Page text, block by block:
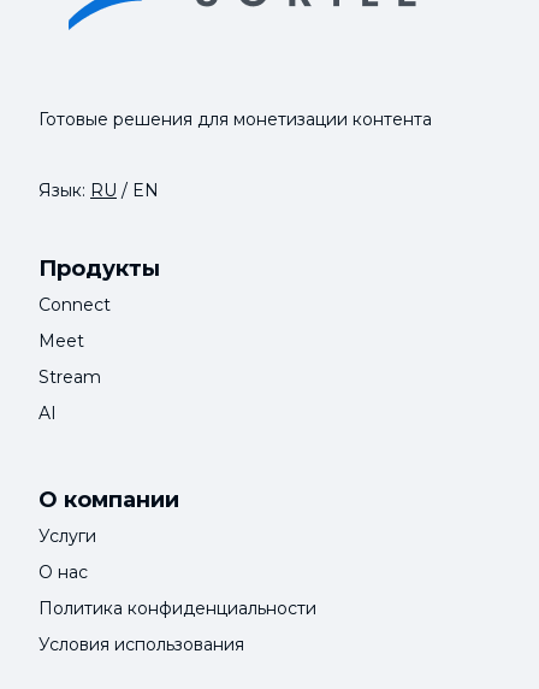
Готовые решения для монетизации контента
Язык: RU / EN
Продукты
Connect
Meet
Stream
AI
О компании
Услуги
О нас
Политика конфиденциальности
Условия использования